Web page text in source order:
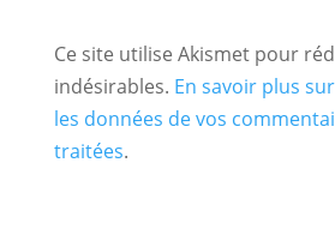
Ce site utilise Akismet pour
indésirables. En savoir plus
les données de vos
traitées.